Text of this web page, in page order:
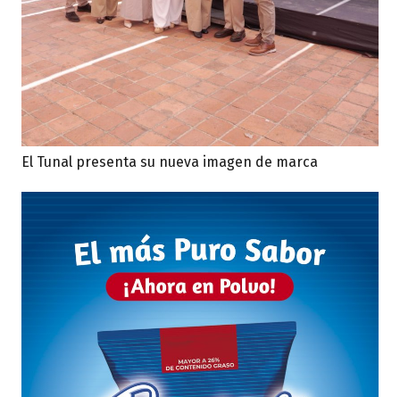
El Tunal presenta su nueva imagen de marca